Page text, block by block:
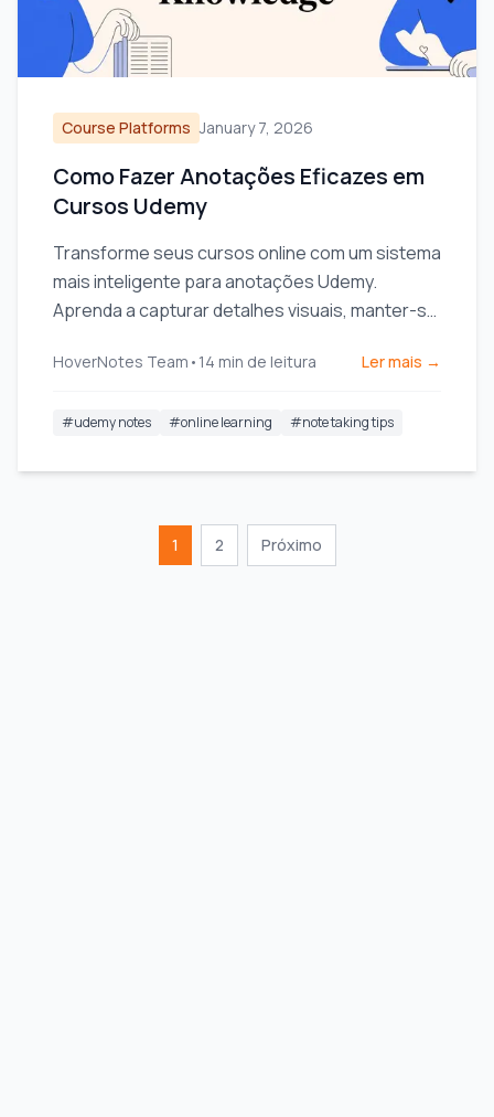
Course Platforms January 7, 2026
Como Fazer Anotações Eficazes em
Cursos Udemy
Transforme seus cursos online com um sistema
mais inteligente para anotações Udemy.
Aprenda a capturar detalhes visuais, manter-se
assiste.
HoverNotes Team • 14 min de leitura Ler mais →
#udemy notes #online learning #note taking tips
1 2 Próximo